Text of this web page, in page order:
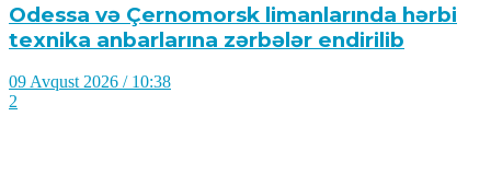
Odessa və Çernomorsk limanlarında hərbi
texnika anbarlarına zərbələr endirilib
09 Avqust 2026 / 10:38
2